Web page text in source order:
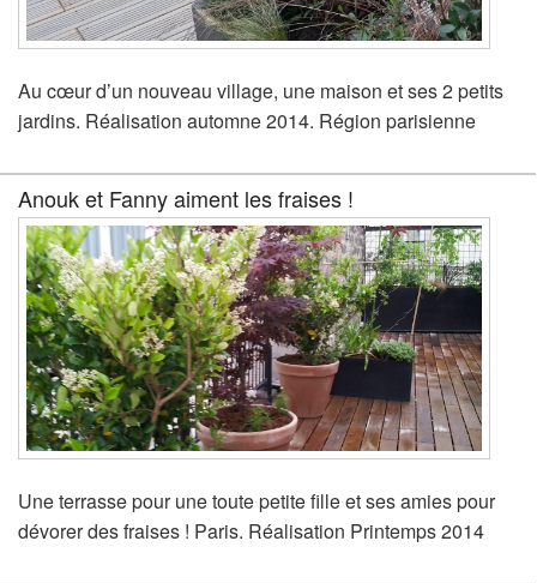
Au cœur d’un nouveau village, une maison et ses 2 petits
jardins. Réalisation automne 2014. Région parisienne
Anouk et Fanny aiment les fraises !
Une terrasse pour une toute petite fille et ses amies pour
dévorer des fraises ! Paris. Réalisation Printemps 2014